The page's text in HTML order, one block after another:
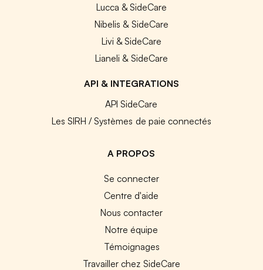
Lucca & SideCare
Nibelis & SideCare
Livi & SideCare
Lianeli & SideCare
API & INTEGRATIONS
API SideCare
Les SIRH / Systèmes de paie connectés
A PROPOS
Se connecter
Centre d'aide
Nous contacter
Notre équipe
Témoignages
Travailler chez SideCare